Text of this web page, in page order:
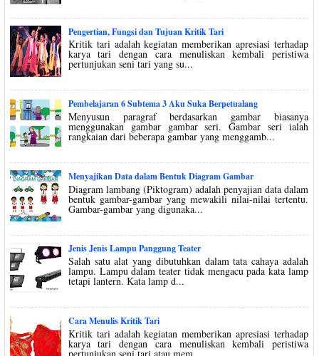
Pengertian, Fungsi dan Tujuan Kritik Tari
Kritik tari adalah kegiatan memberikan apresiasi terhadap
karya tari dengan cara menuliskan kembali peristiwa
pertunjukan seni tari yang su...
Pembelajaran 6 Subtema 3 Aku Suka Berpetualang
Menyusun paragraf berdasarkan gambar biasanya
menggunakan gambar gambar seri. Gambar seri ialah
rangkaian dari beberapa gambar yang menggamb...
Menyajikan Data dalam Bentuk Diagram Gambar
Diagram lambang (Piktogram) adalah penyajian data dalam
bentuk gambar-gambar yang mewakili nilai-nilai tertentu.
Gambar-gambar yang digunaka...
Jenis Jenis Lampu Panggung Teater
Salah satu alat yang dibutuhkan dalam tata cahaya adalah
lampu. Lampu dalam teater tidak mengacu pada kata lamp
tetapi lantern. Kata lamp d...
Cara Menulis Kritik Tari
Kritik tari adalah kegiatan memberikan apresiasi terhadap
karya tari dengan cara menuliskan kembali peristiwa